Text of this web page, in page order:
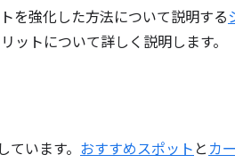
を強化した方法について説明する
ットについて詳しく説明します。
います。 おすすめスポット と カ